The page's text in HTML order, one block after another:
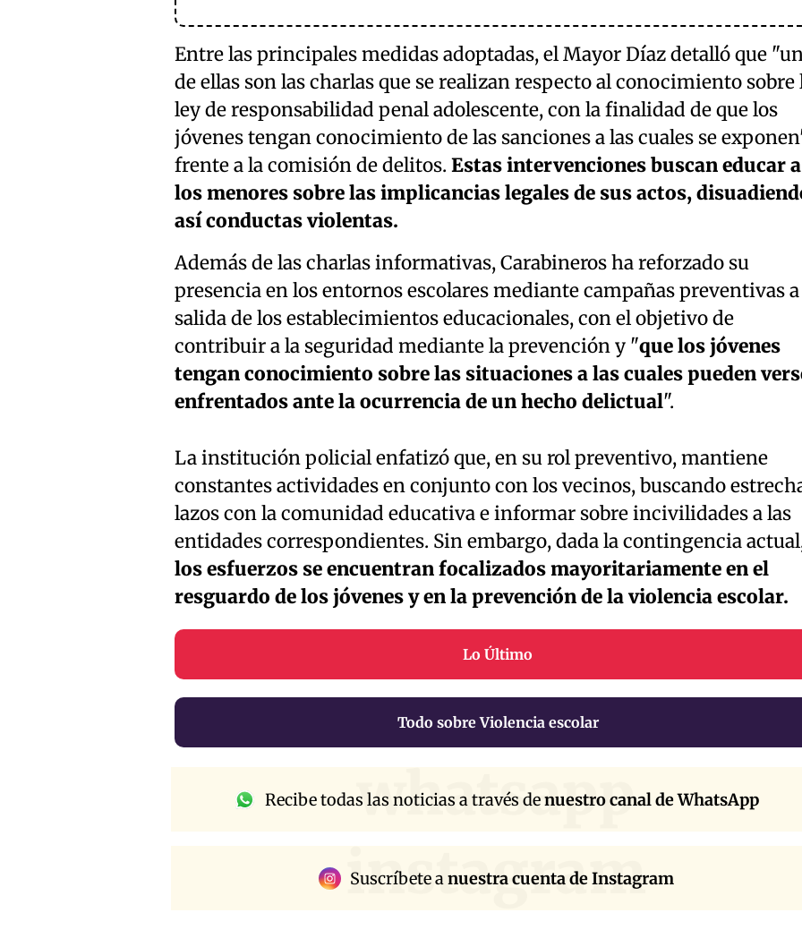
Entre las principales medidas adoptadas, el Mayor Díaz detalló que
de ellas son las charlas que se realizan respecto al conocimiento sobre
ley de responsabilidad penal adolescente, con la finalidad de que los
jóvenes tengan conocimiento de las sanciones a las cuales se
frente a la comisión de delitos. Estas intervenciones buscan educar a
los menores sobre las implicancias legales de sus actos,
así conductas violentas.
Además de las charlas informativas, Carabineros ha reforzado su
presencia en los entornos escolares mediante campañas preventivas a
salida de los establecimientos educacionales, con el objetivo de
contribuir a la seguridad mediante la prevención y "que los jóvenes
tengan conocimiento sobre las situaciones a las cuales pueden
enfrentados ante la ocurrencia de un hecho delictual".
La institución policial enfatizó que, en su rol preventivo, mantiene
constantes actividades en conjunto con los vecinos, buscando
lazos con la comunidad educativa e informar sobre incivilidades a las
entidades correspondientes. Sin embargo, dada la contingencia
los esfuerzos se encuentran focalizados mayoritariamente en el
resguardo de los jóvenes y en la prevención de la violencia escolar.
Lo Último
Todo sobre Violencia escolar
whatsapp
Recibe todas las noticias a través denuestro canal de WhatsApp
instagram
Suscríbete a nuestra cuenta de Instagram